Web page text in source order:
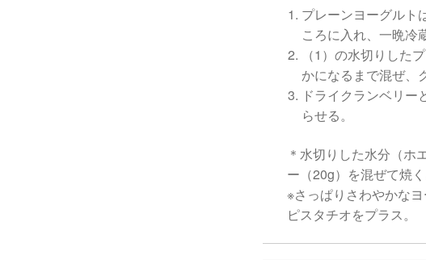
プレーンヨーグルト
ころに入れ、一晩冷
（1）の水切りした
かになるまで混ぜ、
ドライクランベリ
らせる。
＊水切りした水分（ホ
ー（20g）を混ぜて焼
※さっぱりさわやかな
ピスタチオをプラス。